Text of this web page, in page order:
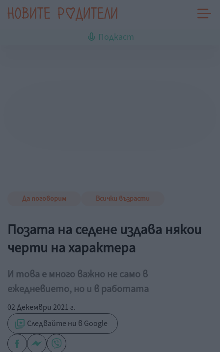
Подкаст
Да поговорим Всички възрасти
Позата на седене издава някои
черти на характера
И това е много важно не само в
ежедневието, но и в работата
02 Декември 2021 г.
Следвайте ни в Google